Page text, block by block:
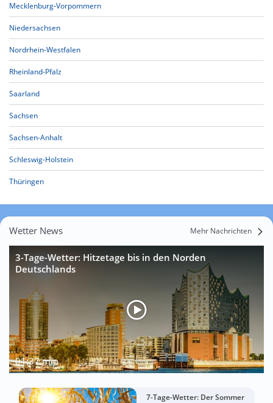
Mecklenburg-Vorpommern
Niedersachsen
Nordrhein-Westfalen
Rheinland-Pfalz
Saarland
Sachsen
Sachsen-Anhalt
Schleswig-Holstein
Thüringen
Wetter News Mehr Nachrichten
3-Tage-Wetter: Hitzetage bis in den Norden
Deutschlands
01:37 min
7-Tage-Wetter: Der Sommer